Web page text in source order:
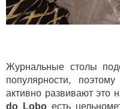
Журнальные столы
популярности,
активно развивают это
do Lobo есть